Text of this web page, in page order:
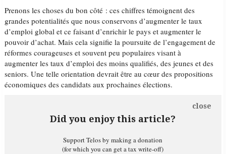
Prenons les choses du bon côté : ces chiffres témoignent des
grandes potentialités que nous conservons d’augmenter le taux
d’emploi global et ce faisant d’enrichir le pays et augmenter le
pouvoir d’achat. Mais cela signifie la poursuite de l’engagement de
réformes courageuses et souvent peu populaires visant à
augmenter les taux d’emploi des moins qualifiés, des jeunes et des
seniors. Une telle orientation devrait être au cœur des propositions
économiques des candidats aux prochaines élections.
Did you enjoy this article?
close
Support Telos by making a donation
(for which you can get a tax write-off)